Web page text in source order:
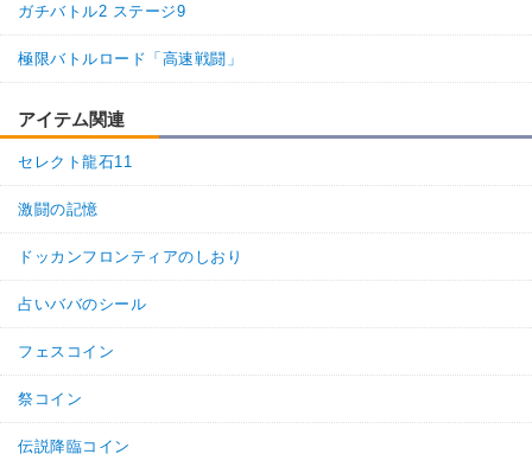
ガチバトル2 ステージ9
極限バトルロード「高速戦闘」
アイテム関連
セレクト龍石11
激闘の記憶
ドッカンフロンティアのしおり
占いババのシール
フェスコイン
祭コイン
伝説降臨コイン